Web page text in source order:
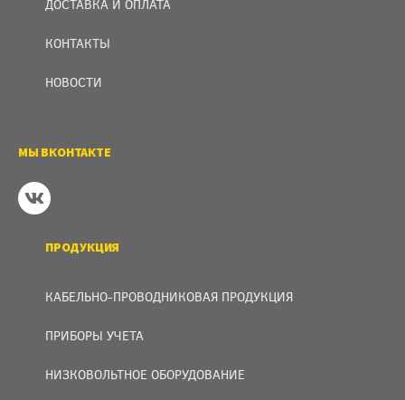
ДОСТАВКА И ОПЛАТА
КОНТАКТЫ
НОВОСТИ
МЫ ВКОНТАКТЕ
ПРОДУКЦИЯ
КАБЕЛЬНО-ПРОВОДНИКОВАЯ ПРОДУКЦИЯ
ПРИБОРЫ УЧЕТА
НИЗКОВОЛЬТНОЕ ОБОРУДОВАНИЕ